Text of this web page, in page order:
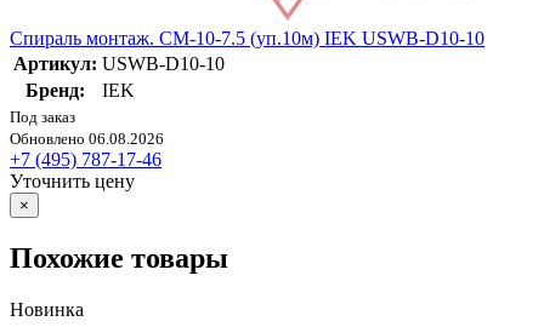
Спираль монтаж. СМ-10-7.5 (уп.10м) IEK USWB-D10-10
Артикул: USWB-D10-10
Бренд:
IEK
Под заказ
Обновлено 06.08.2026
+7 (495) 787-17-46
Уточнить цену
×
Похожие товары
Новинка